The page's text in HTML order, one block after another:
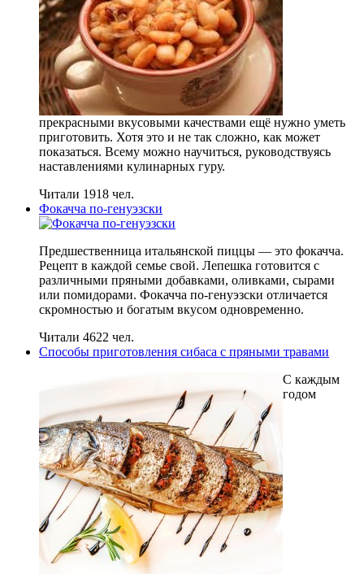
прекрасными вкусовыми качествами ещё нужно уметь
приготовить. Хотя это и не так сложно, как может
показаться. Всему можно научиться, руководствуясь
наставлениями кулинарных гуру.
Читали 1918 чел.
Фокачча по-генуэзски
Предшественница итальянской пиццы — это фокачча.
Рецепт в каждой семье свой. Лепешка готовится с
различными пряными добавками, оливками, сырами
или помидорами. Фокачча по-генуэзски отличается
скромностью и богатым вкусом одновременно.
Читали 4622 чел.
Способы приготовления сибаса с пряными травами
С каждым
годом